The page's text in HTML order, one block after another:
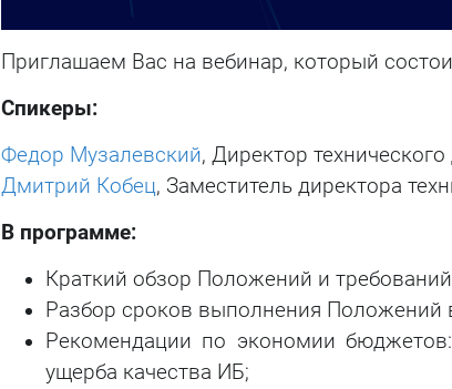
Приглашаем Вас на вебинар, который
Спикеры:
Федор Музалевский, Директор
Дмитрий Кобец, Заместитель директора
В программе:
Краткий обзор Положений и
Разбор сроков выполнения Положений
Рекомендации по экономии
ущерба качества ИБ;